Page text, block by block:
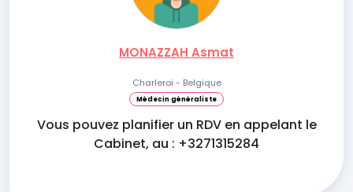
MONAZZAH Asmat
Charleroi - Belgique
Médecin généraliste
Vous pouvez planifier un RDV en appelant le
Cabinet, au : +3271315284